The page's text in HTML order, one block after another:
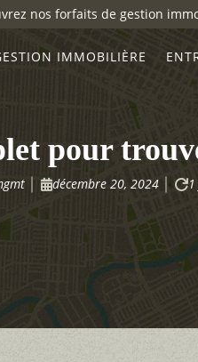
nos forfaits de gestion
IMMOBILIÈRE
pour
décembre 20, 2024
 